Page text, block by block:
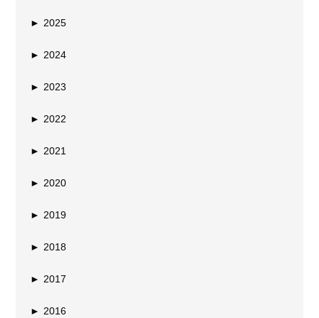
► 2025
► 2024
► 2023
► 2022
► 2021
► 2020
► 2019
► 2018
► 2017
► 2016